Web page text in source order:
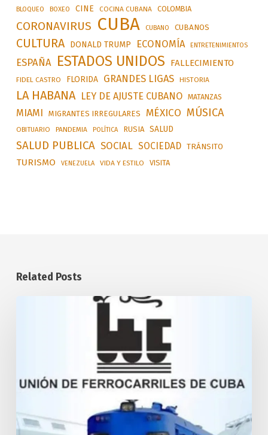
BLOQUEO BOXEO CINE COCINA CUBANA COLOMBIA
CORONAVIRUS CUBA CUBANO CUBANOS
CULTURA DONALD TRUMP ECONOMÍA ENTRETENIMIENTOS
ESPAÑA ESTADOS UNIDOS FALLECIMIENTO
FIDEL CASTRO FLORIDA GRANDES LIGAS HISTORIA
LA HABANA LEY DE AJUSTE CUBANO MATANZAS
MIAMI MIGRANTES IRREGULARES MÉXICO MÚSICA
OBITUARIO PANDEMIA POLÍTICA RUSIA SALUD
SALUD PUBLICA SOCIAL SOCIEDAD TRÁNSITO
TURISMO VENEZUELA VIDA Y ESTILO VISITA
Related Posts
apoyo
Rusia